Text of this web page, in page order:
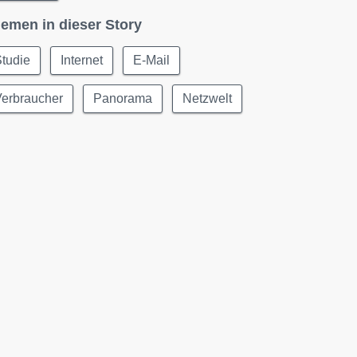
in dieser Story
Internet E-Mail
Panorama Netzwelt